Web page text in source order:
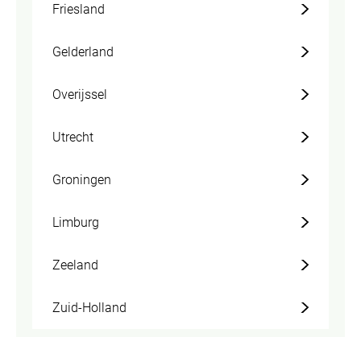
Friesland
Gelderland
Overijssel
Utrecht
Groningen
Limburg
Zeeland
Zuid-Holland